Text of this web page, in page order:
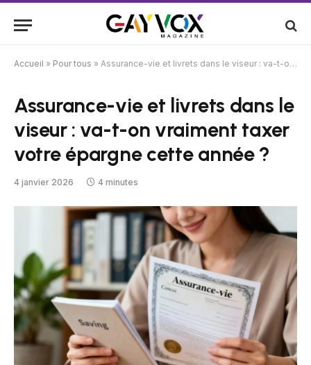
Accueil » Pour tous » Assurance-vie et livrets dans le viseur : va-t-on vraiment taxer votre épargne cette année ?
Assurance-vie et livrets dans le
viseur : va-t-on vraiment taxer
votre épargne cette année ?
4 janvier 2026 4 minutes